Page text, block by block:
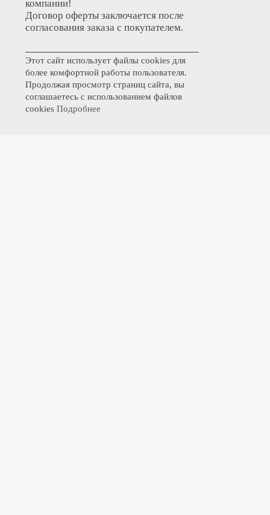
компании!
Договор оферты заключается после
согласования заказа с покупателем.
Этот сайт использует файлы cookies для
более комфортной работы пользователя.
Продолжая просмотр страниц сайта, вы
соглашаетесь с использованием файлов
cookies Подробнее